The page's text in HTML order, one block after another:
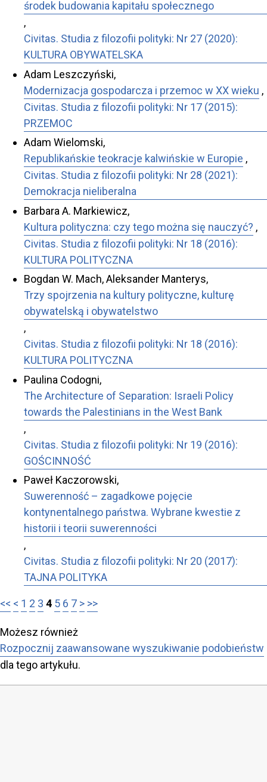
środek budowania kapitału społecznego
,
Civitas. Studia z filozofii polityki: Nr 27 (2020):
KULTURA OBYWATELSKA
Adam Leszczyński,
Modernizacja gospodarcza i przemoc w XX wieku ,
Civitas. Studia z filozofii polityki: Nr 17 (2015):
PRZEMOC
Adam Wielomski,
Republikańskie teokracje kalwińskie w Europie ,
Civitas. Studia z filozofii polityki: Nr 28 (2021):
Demokracja nieliberalna
Barbara A. Markiewicz,
Kultura polityczna: czy tego można się nauczyć? ,
Civitas. Studia z filozofii polityki: Nr 18 (2016):
KULTURA POLITYCZNA
Bogdan W. Mach, Aleksander Manterys,
Trzy spojrzenia na kultury polityczne, kulturę
obywatelską i obywatelstwo
,
Civitas. Studia z filozofii polityki: Nr 18 (2016):
KULTURA POLITYCZNA
Paulina Codogni,
The Architecture of Separation: Israeli Policy
towards the Palestinians in the West Bank
,
Civitas. Studia z filozofii polityki: Nr 19 (2016):
GOŚCINNOŚĆ
Paweł Kaczorowski,
Suwerenność – zagadkowe pojęcie
kontynentalnego państwa. Wybrane kwestie z
historii i teorii suwerenności
,
Civitas. Studia z filozofii polityki: Nr 20 (2017):
TAJNA POLITYKA
<< < 1 2 3 4 5 6 7 > >>
Możesz również
Rozpocznij zaawansowane wyszukiwanie podobieństw
dla tego artykułu.